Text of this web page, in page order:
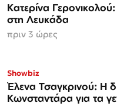
Κατερίνα
στη Λευκάδα
πριν 3 ώρες
Showbiz
Έλενα Τσαγκρινού: Η
Κωνσταντάρα για τα